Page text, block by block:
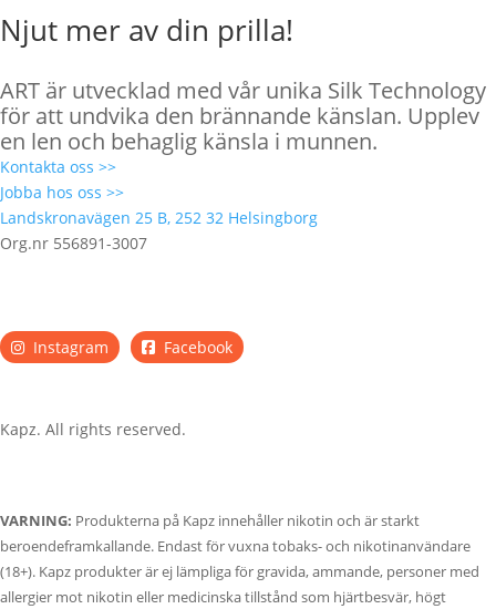
Njut mer av din prilla!
ART är utvecklad med vår unika Silk Technology
för att undvika den brännande känslan. Upplev
en len och behaglig känsla i munnen.
Kontakta oss >>
Jobba hos oss >>
Landskronavägen 25 B, 252 32 Helsingborg
Org.nr 556891-3007
Instagram Facebook
Kapz. All rights reserved.
VARNING: Produkterna på Kapz innehåller nikotin och är starkt
beroendeframkallande. Endast för vuxna tobaks- och nikotinanvändare
(18+). Kapz produkter är ej lämpliga för gravida, ammande, personer med
allergier mot nikotin eller medicinska tillstånd som hjärtbesvär, högt